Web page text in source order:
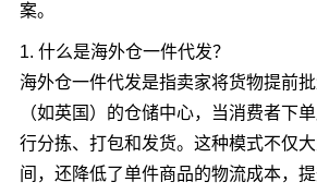
案。
1. 什么是海外仓一件代发？
海外仓一件代发是指卖家将货物提前
（如英国）的仓储中心，当消费者下
行分拣、打包和发货。这种模式不仅
间，还降低了单件商品的物流成本，